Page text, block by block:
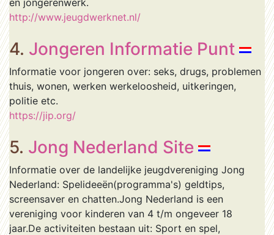
en jongerenwerk.
http://www.jeugdwerknet.nl/
4. Jongeren Informatie Punt
Informatie voor jongeren over: seks, drugs, problemen
thuis, wonen, werken werkeloosheid, uitkeringen,
politie etc.
https://jip.org/
5. Jong Nederland Site
Informatie over de landelijke jeugdvereniging Jong
Nederland: Spelideeën(programma's) geldtips,
screensaver en chatten.Jong Nederland is een
vereniging voor kinderen van 4 t/m ongeveer 18
jaar.De activiteiten bestaan uit: Sport en spel,